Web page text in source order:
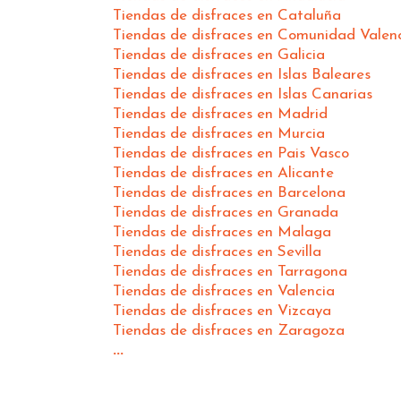
Tiendas de disfraces en Cataluña
Tiendas de disfraces en Comunidad
Tiendas de disfraces en Galicia
Tiendas de disfraces en Islas Baleares
Tiendas de disfraces en Islas Canarias
Tiendas de disfraces en Madrid
Tiendas de disfraces en Murcia
Tiendas de disfraces en Pais Vasco
Tiendas de disfraces en Alicante
Tiendas de disfraces en Barcelona
Tiendas de disfraces en Granada
Tiendas de disfraces en Malaga
Tiendas de disfraces en Sevilla
Tiendas de disfraces en Tarragona
Tiendas de disfraces en Valencia
Tiendas de disfraces en Vizcaya
Tiendas de disfraces en Zaragoza
...